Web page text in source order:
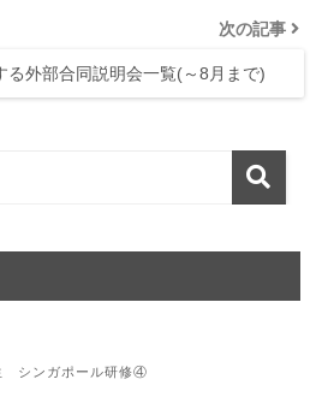
次の記事
る外部合同説明会一覧(～8月まで)
シンガポール研修④